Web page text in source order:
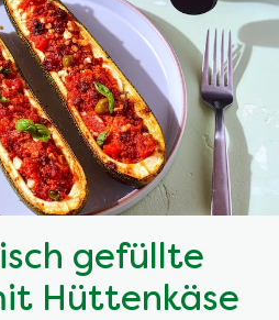
gefüllte
Hüttenkäse